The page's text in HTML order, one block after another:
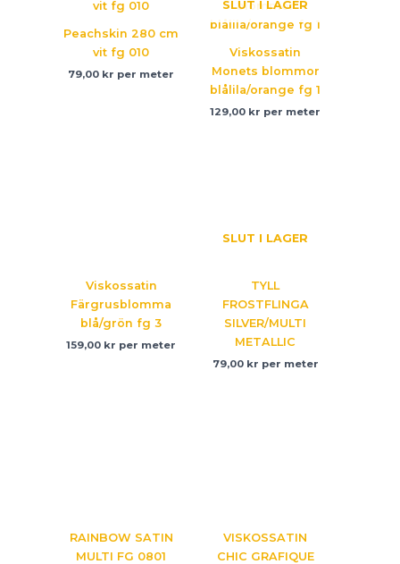
Peachskin 280 cm
vit fg 010
79,00 kr per meter
SLUT I LAGER
Viskossatin
Monets blommor
blålila/orange fg 1
129,00 kr per meter
Viskossatin
Färgrusblomma
blå/grön fg 3
159,00 kr per meter
SLUT I LAGER
TYLL
FROSTFLINGA
SILVER/MULTI
METALLIC
79,00 kr per meter
RAINBOW SATIN
MULTI FG 0801
VISKOSSATIN
CHIC GRAFIQUE